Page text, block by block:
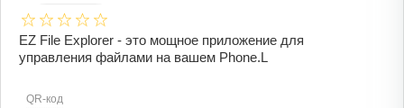
EZ File Explorer - это мощное приложение для
управления файлами на вашем Phone.L
QR-код